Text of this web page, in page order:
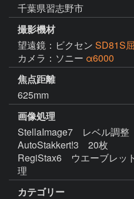
千葉県習志野市
撮影機材
望遠鏡：ビクセン SD81S
カメラ：ソニー α6000
焦点距離
625mm
画像処理
StellaImage7　レベル調整
AutoStakkert!3　20枚
RegiStax6　ウエーブレッ
理
カテゴリー